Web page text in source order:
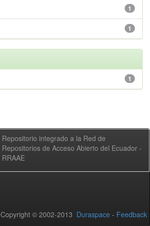
1
1
1
Repositorio integrado a la Red de
Repositorios de Acceso Abierto del Ecuador -
RRAAE
Copyright © 2002-2013 Duraspace - Feedback